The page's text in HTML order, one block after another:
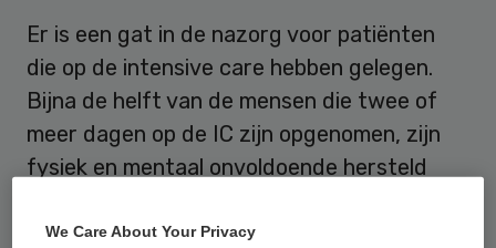
Er is een gat in de nazorg voor patiënten
die op de intensive care hebben gelegen.
Bijna de helft van de mensen die twee of
meer dagen op de IC zijn opgenomen, zijn
fysiek en mentaal onvoldoende hersteld
onderzoek van Lise Beumeler, onderzoeker
We Care About Your Privacy